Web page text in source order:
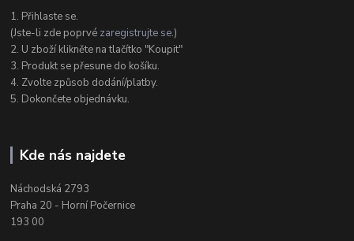
1. Přihlaste se.
(Jste-li zde poprvé zaregistrujte se.)
2. U zboží klikněte na tlačítko "Koupit"
3. Produkt se přesune do košíku.
4. Zvolte způsob dodání/platby.
5. Dokončete objednávku.
Kde nás najdete
Náchodská 2793
Praha 20 - Horní Počernice
193 00